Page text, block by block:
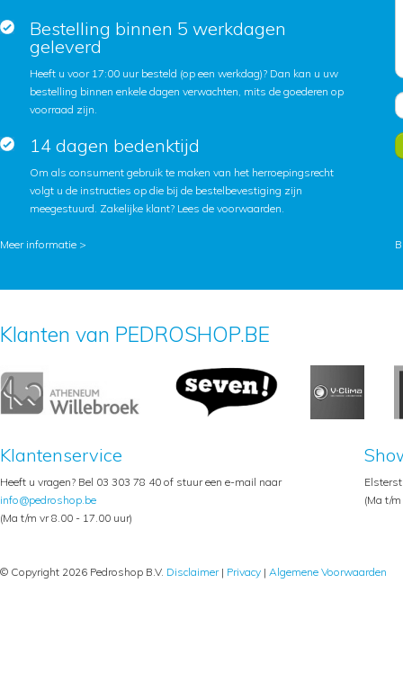
Bestelling binnen 5 werkdagen
geleverd
Heeft u voor 17:00 uur besteld (op een werkdag)? Dan kan u uw
bestelling binnen enkele dagen verwachten, mits de goederen op
voorraad zijn.
14 dagen bedenktijd
Om als consument gebruik te maken van het herroepingsrecht
volgt u de instructies op die bij de bestelbevestiging zijn
meegestuurd. Zakelijke klant? Lees de voorwaarden.
Meer informatie >
Klanten van PEDROSHOP.BE
Klantenservice
Heeft u vragen? Bel 03 303 78 40 of stuur een e-mail naar
info@pedroshop.be
(Ma t/m vr 8.00 - 17.00 uur)
(Ma t/
© Copyright 2026 Pedroshop B.V. Disclaimer| Privacy | Algemene Voorwaarden